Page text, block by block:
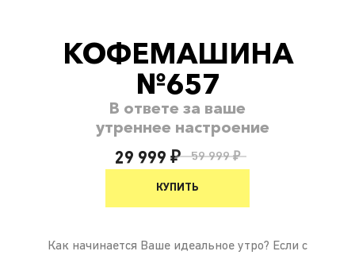
КОФЕМАШИНА
№657
В ответе за ваше
утреннее настроение
29 999 ₽ 59 999 ₽
КУПИТЬ
Как начинается Ваше идеальное утро? Если с